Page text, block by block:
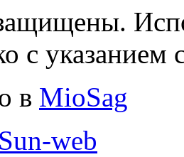
с
в MioSag
Sun-web